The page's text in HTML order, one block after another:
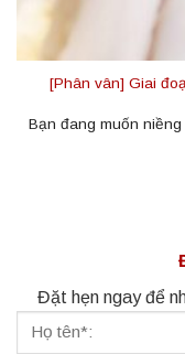
[Phân vân] Giai
Bạn đang muốn
Đặt hẹn ngay để